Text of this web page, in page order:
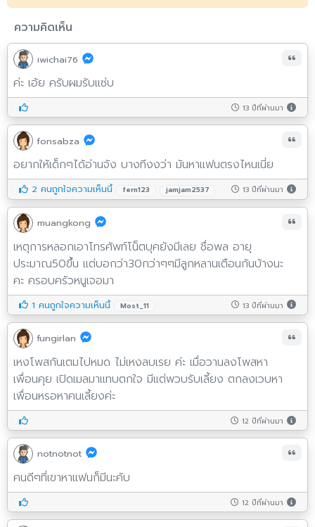
ความคิดเห็น
iwichai76
ค่ะ เอ้ย ครับผมรับแซ่บ
13 ปีที่ผ่านมา
fonsabza
อยากให้เด็กๆได้อ่านจัง บางทีงงว่า มันหาแฟนตรงไหนเนี่ย
13 ปีที่ผ่านมา
2 คนถูกใจความเห็นนี้ fern123 jamjam2537
muangkong
เหตุการหลอกเอาโทรศัพท์โน็ตบุคยังมีเลย ชื่อพล อายุ
ประมาณ50ขึ้น แต่บอกว่า30กว่าๆๆมีลูกหลานเตือนกันบ้างนะ
คะ ครอบครัวหนูเจอมา
13 ปีที่ผ่านมา
1 คนถูกใจความเห็นนี้ Most_11
fungirlan
เหงโพสกันเตมไปหมด ไม่เหงลบเรย ค่ะ เมื่อวานลงโพสหา
เพื่อนคุย เปิดเมลมาแทบตกใจ มีแต่พวบรับเลี้ยง ตกลงเวบหา
เพื่อนหรอหาคนเลี้ยงค่ะ
12 ปีที่ผ่านมา
notnotnot
คนดีๆที่เขาหาแฟนก็มีนะคับ
12 ปีที่ผ่านมา